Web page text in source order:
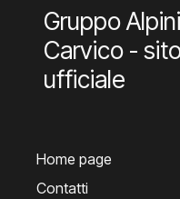
Gruppo Alpini
Carvico -
ufficiale
Home page
Contatti